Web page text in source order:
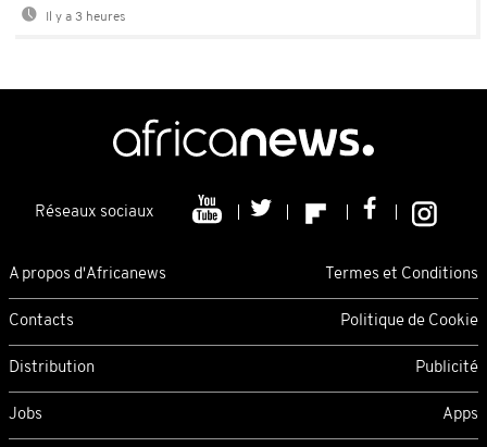
Il y a 3 heures
Réseaux sociaux
A propos d'Africanews Termes et Conditions
Contacts Politique de Cookie
Distribution Publicité
Jobs Apps